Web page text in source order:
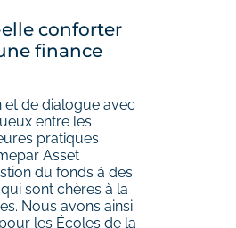
conforter
finance
et de dialogue avec
entre les
pratiques
Asset
du fonds à des
sont chères à la
Nous avons ainsi
les Écoles de la